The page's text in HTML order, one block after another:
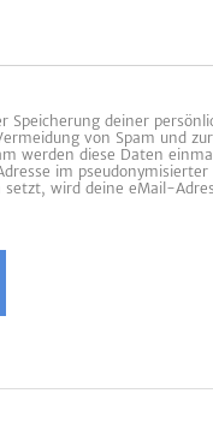
deiner
von Spam und
werden diese Daten
im
wird deine eMail-